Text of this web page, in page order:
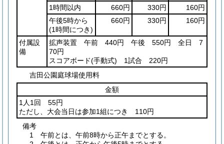
1時間以内
660円 330円
160円
午後5時から
(1時間につき)
660円 330円 160円
付属設
備
拡声装置 午前 440円 午後 550円 全日 7
70円
スコアボード(手動式) 1試合 220円
吉田公園庭球場使用料
金額
1人1回 55円
ただし、大会当日は参加1組につき 110円
備考
1 午前とは、午前8時から正午までとする。